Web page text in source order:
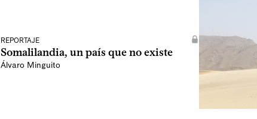
REPORTAJE
Somalilandia, un país que no existe
Álvaro Minguito